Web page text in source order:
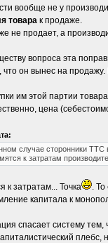
вообще не у
товара к продаже.
не продает, а
вопроса эта
что он вынес на
им этой партии
цена
случае сторонники
к затратам
к затратам... Точка
.
капитала к
спасает систему тем,
плебс,